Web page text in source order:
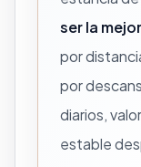
ser la
por
por
diarios,
estable